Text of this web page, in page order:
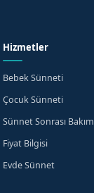
Hizmetler
Bebek Sünneti
Çocuk Sünneti
Sünnet Sonrası Bakım
Fiyat Bilgisi
Evde Sünnet